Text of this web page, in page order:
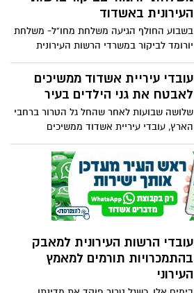
העירונית באשדוד
בשבוע החולף הגיעה משלחת מחו"ל- משלחת
יורומד לביקור במשרדי הרשות העירונית
למאבק בהתמכרויות ובאלימות אשדוד
עובדי עיריית אשדוד ממשיכים
לאבטח את גני הילדים בעיר
שלושה שבועות לאחר שהחל גל הטרור ברחבי
הארץ, עובדי עיריית אשדוד ממשיכים
באבטחת גני הילדים בעיר. בועד ההורים
העירוני שיגרו השבוע מכתב תודה לראש העיר
על הצבת העובדים בגנים, מה שמעניק ביטחון
להורים
עובדי הרשות העירונית למאבק
בהתמכרויות תורמים למאמץ
העירוני